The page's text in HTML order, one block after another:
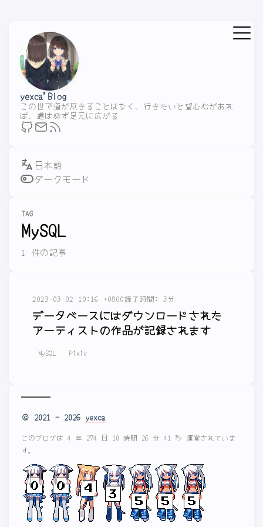
yexca'Blog
この世で道が尽きることはなく、行きたいと望む心があれ
ば、道は必ず足元に広がる
ダークモード
TAG
MySQL
1 件の記事
2023-03-02 10:16 +0800読了時間: 3分
データベースにはダウンロードされた
アーティストの作品が記録されます
MySQL Pixiv
© 2021 - 2026 yexca
このブログは 4 年 274 日 10 時間 26 分 41 秒 運営されていま
す。